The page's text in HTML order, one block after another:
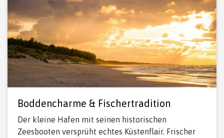
Boddencharme & Fischertradition
Der kleine Hafen mit seinen historischen
Zeesbooten versprüht echtes Küstenflair. Frischer